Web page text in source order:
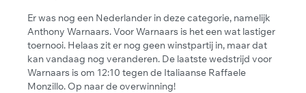
Er was nog een Nederlander in deze categorie, namelijk
Anthony Warnaars. Voor Warnaars is het een wat lastiger
toernooi. Helaas zit er nog geen winstpartij in, maar dat
kan vandaag nog veranderen. De laatste wedstrijd voor
Warnaars is om 12:10 tegen de Italiaanse Raffaele
Monzillo. Op naar de overwinning!